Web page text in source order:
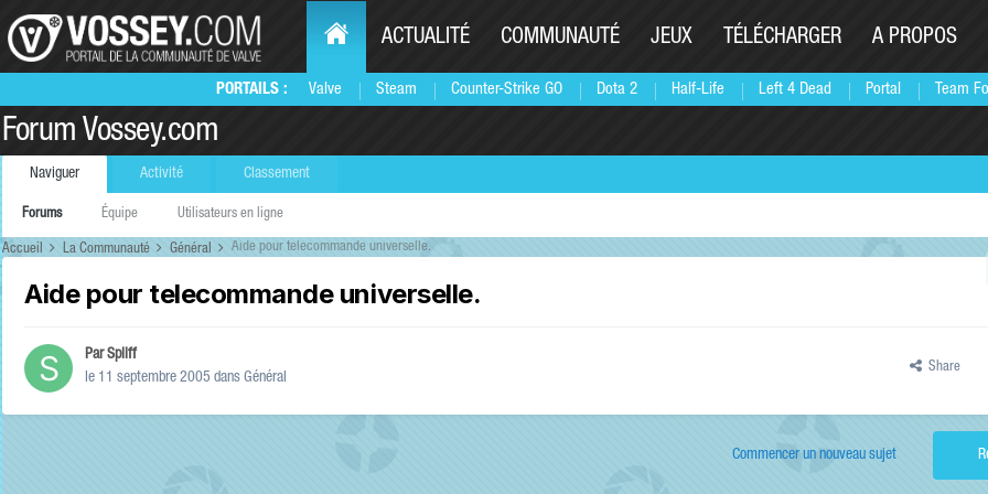
PORTAILS : Valve Steam Counter-Strike GO Dota 2 Half-Life Left 4 Dead Portal Team
ACTUALITÉ COMMUNAUTÉ JEUX TÉLÉCHARGER A PROPOS
Forum Vossey.com
Naviguer
Forums Équipe Utilisateurs en ligne
Activité Classement
Accueil La Communauté Général Aide pour telecommande universelle.
Aide pour telecommande universelle.
ParSpliff
le 11 septembre 2005 dans Général
Share
Commencer un nouveau sujet